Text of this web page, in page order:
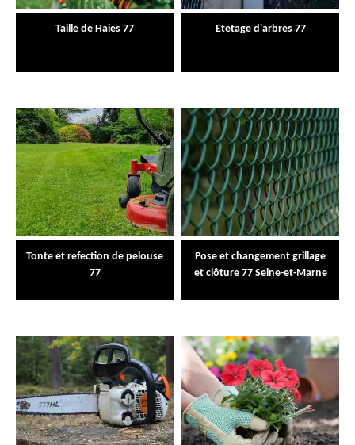
Taille de Haies 77 Etetage d'arbres 77
Tonte et refection de pelouse
77
Pose et changement grillage
et clôture 77 Seine-et-Marne